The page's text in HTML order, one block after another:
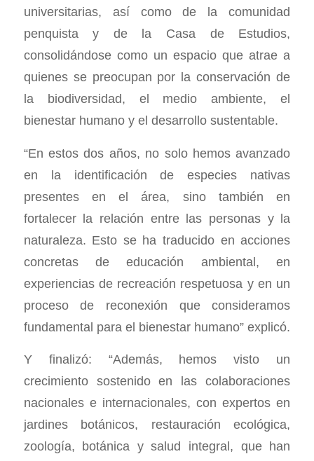
universitarias, así como de la comunidad
penquista y de la Casa de Estudios,
consolidándose como un espacio que atrae a
quienes se preocupan por la conservación de
la biodiversidad, el medio ambiente, el
bienestar humano y el desarrollo sustentable.
“En estos dos años, no solo hemos avanzado
en la identificación de especies nativas
presentes en el área, sino también en
fortalecer la relación entre las personas y la
naturaleza. Esto se ha traducido en acciones
concretas de educación ambiental, en
experiencias de recreación respetuosa y en un
proceso de reconexión que consideramos
fundamental para el bienestar humano” explicó.
Y finalizó: “Además, hemos visto un
crecimiento sostenido en las colaboraciones
nacionales e internacionales, con expertos en
jardines botánicos, restauración ecológica,
zoología, botánica y salud integral, que han